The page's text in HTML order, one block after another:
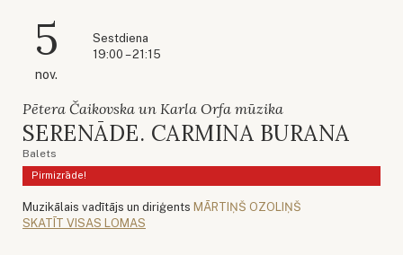
5
nov.
Sestdiena
19:00 – 21:15
Pētera Čaikovska un Karla Orfa mūzika
SERENĀDE. CARMINA BURANA
Balets
Pirmizrāde!
Muzikālais vadītājs un diriģents MĀRTIŅŠ OZOLIŅŠ
SKATĪT VISAS LOMAS